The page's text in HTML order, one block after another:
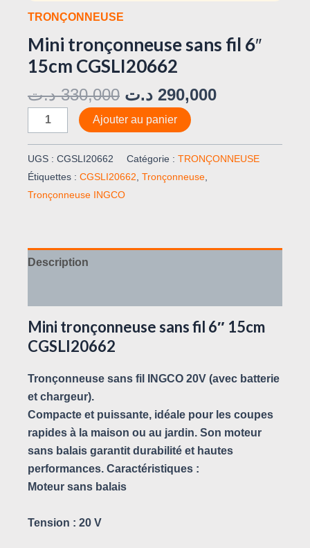
TRONÇONNEUSE
Mini tronçonneuse sans fil 6″
15cm CGSLI20662
330,000 د.ت 290,000 د.ت
Ajouter au panier
UGS : CGSLI20662 Catégorie : TRONÇONNEUSE
Étiquettes : CGSLI20662, Tronçonneuse,
Tronçonneuse INGCO
Description
Mini tronçonneuse sans fil 6″ 15cm
CGSLI20662
Tronçonneuse sans fil INGCO 20V (avec batterie
et chargeur).
Compacte et puissante, idéale pour les coupes
rapides à la maison ou au jardin. Son moteur
sans balais garantit durabilité et hautes
performances. Caractéristiques :
Moteur sans balais
Tension : 20 V